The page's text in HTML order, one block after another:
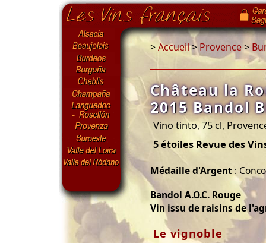
>Accueil>Provence>
Château la
2015 Bandol
Vino tinto, 75 cl,
5 étoiles Revue des
Médaille d'Argent :
Bandol A.O.C. Rouge
Vin issu de raisins de
Le vignoble